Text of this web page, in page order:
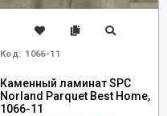
Код: 1066-11
Каменный ламинат SPC
Norland Parquet Best Home,
1066-11